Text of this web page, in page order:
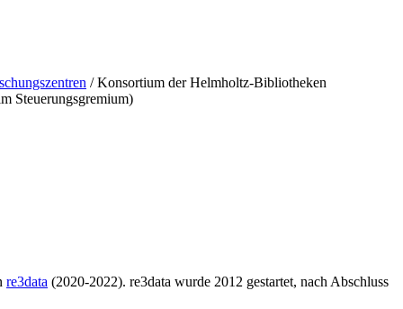
/ Konsortium der Helmholtz-Bibliotheken
Steuerungsgremium)
re3data (2020-2022). re3data wurde 2012 gestartet, nach Abschluss